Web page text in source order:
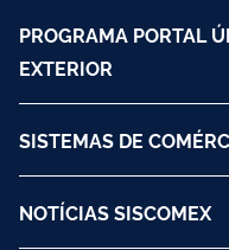
PROGRAMA PORTAL
EXTERIOR
SISTEMAS DE
NOTÍCIAS SISCOMEX